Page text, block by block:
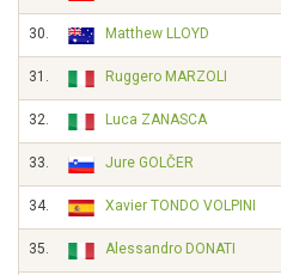
30. Matthew LLOYD
31. Ruggero MARZOLI
32. Luca ZANASCA
33. Jure GOLČER
34. Xavier TONDO VOLPINI
35. Alessandro DONATI